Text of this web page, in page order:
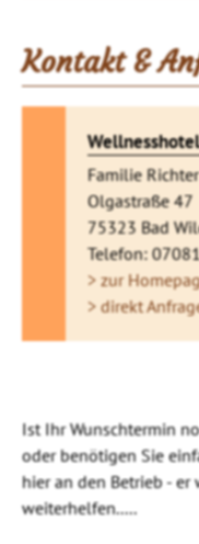
Kontakt &
Familie Richter
Olgastraße 47
75323 Bad
Telefon:
> zur
> direkt
Ist Ihr Wunschtermin
oder benötigen Sie
hier an den Betrieb -
weiterhelfen.....